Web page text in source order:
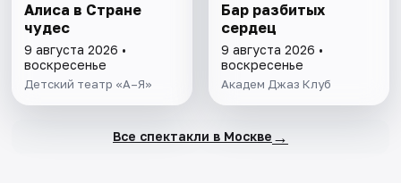
Алиса в Стране
чудес
9 августа 2026 •
воскресенье
Детский театр «А–Я»
Бар разбитых
сердец
9 августа 2026 •
воскресенье
Академ Джаз Клуб
Все спектакли в Москве →